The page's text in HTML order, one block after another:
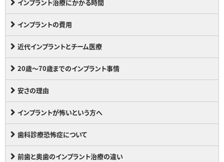
インプラント治療にかかる時間
インプラントの費用
近代インプラントとチーム医療
20歳～70歳までのインプラント事情
安さの理由
インプラントが怖いという方へ
歯科診療恐怖症について
前歯と奥歯のインプラント治療の違い